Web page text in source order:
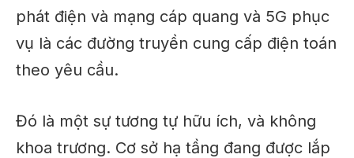
phát điện và mạng cáp quang và 5G phục
vụ là các đường truyền cung cấp điện toán
theo yêu cầu.
Đó là một sự tương tự hữu ích, và không
khoa trương. Cơ sở hạ tầng đang được lắp